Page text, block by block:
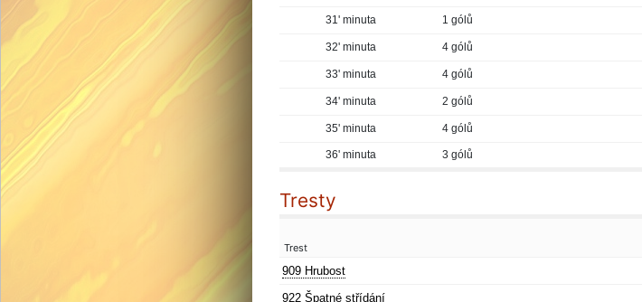
31' minuta 1 gólů
32' minuta 4 gólů
33' minuta 4 gólů
34' minuta 2 gólů
35' minuta 4 gólů
36' minuta 3 gólů
Tresty
Trest
909 Hrubost
922 Špatné střídání